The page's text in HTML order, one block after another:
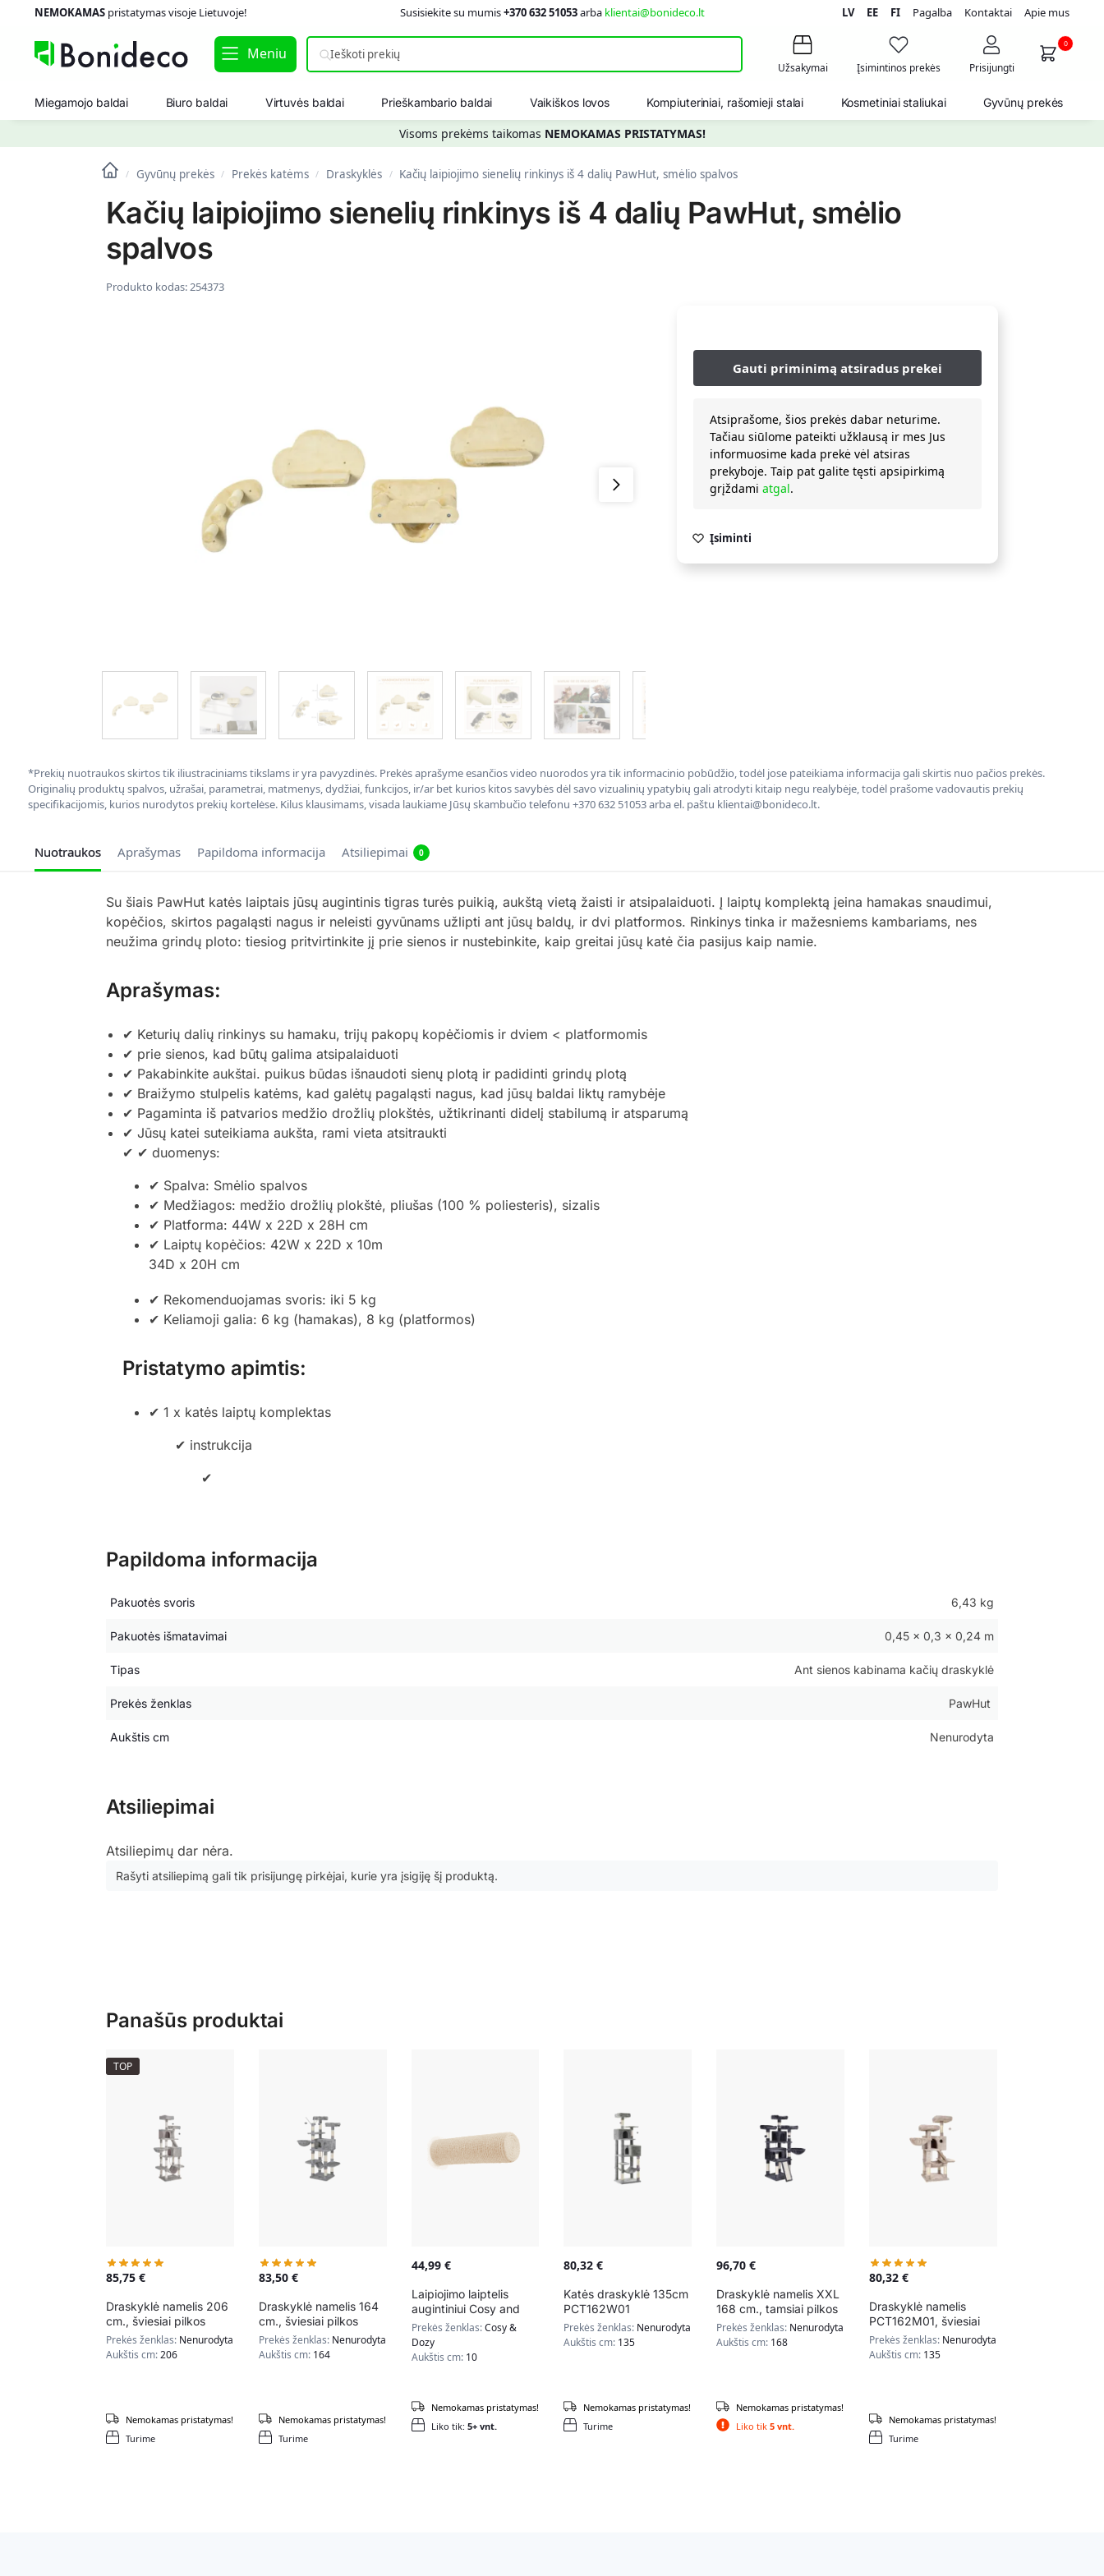
NEMOKAMASpristatymas visoje Lietuvoje! Susisiekite su mumis+370 632 51053arba klientai@bonideco.lt LV EE FI Pagalba Kontaktai Apie mus
Meniu
Užsakymai Įsimintinos prekės Prisijungti
0
Miegamojo baldai Biuro baldai Virtuvės baldai Prieškambario baldai Vaikiškos lovos Kompiuteriniai, rašomieji stalai Kosmetiniai staliukai Gyvūnų prekės
Visoms prekėms taikomas NEMOKAMAS PRISTATYMAS!
/ Gyvūnų prekės / Prekės katėms / Draskyklės / Kačių laipiojimo sienelių rinkinys iš 4 dalių PawHut, smėlio spalvos
Kačių laipiojimo sienelių rinkinys iš 4 dalių PawHut, smėlio
spalvos
Produkto kodas:254373
Atsiprašome, šios prekės dabar neturime.
Tačiau siūlome pateikti užklausą ir mes Jus
informuosime kada prekė vėl atsiras
prekyboje. Taip pat galite tęsti apsipirkimą
grįždamiatgal.
Įsiminti
*Prekių nuotraukos skirtos tik iliustraciniams tikslams ir yra pavyzdinės. Prekės aprašyme esančios video nuorodos yra tik informacinio pobūdžio, todėl jose pateikiama informacija gali skirtis nuo pačios prekės.
Originalių produktų spalvos, užrašai, parametrai, matmenys, dydžiai, funkcijos, ir/ar bet kurios kitos savybės dėl savo vizualinių ypatybių gali atrodyti kitaip negu realybėje, todėl prašome vadovautis prekių
specifikacijomis, kurios nurodytos prekių kortelėse. Kilus klausimams, visada laukiame Jūsų skambučio telefonu +370 632 51053 arba el. paštu klientai@bonideco.lt.
Nuotraukos Aprašymas Papildoma informacija Atsiliepimai 0
Su šiais PawHut katės laiptais jūsų augintinis tigras turės puikią, aukštą vietą žaisti ir atsipalaiduoti. Į laiptų komplektą įeina hamakas snaudimui,
kopėčios, skirtos pagaląsti nagus ir neleisti gyvūnams užlipti ant jūsų baldų, ir dvi platformos. Rinkinys tinka ir mažesniems kambariams, nes
neužima grindų ploto: tiesiog pritvirtinkite jį prie sienos ir nustebinkite, kaip greitai jūsų katė čia pasijus kaip namie.
Aprašymas:
✔ Keturių dalių rinkinys su hamaku, trijų pakopų kopėčiomis ir dviem < platformomis
✔ prie sienos, kad būtų galima atsipalaiduoti
✔ Pakabinkite aukštai. puikus būdas išnaudoti sienų plotą ir padidinti grindų plotą
✔ Braižymo stulpelis katėms, kad galėtų pagaląsti nagus, kad jūsų baldai liktų ramybėje
✔ Pagaminta iš patvarios medžio drožlių plokštės, užtikrinanti didelį stabilumą ir atsparumą
✔ Jūsų katei suteikiama aukšta, rami vieta atsitraukti
✔ ✔ duomenys:
✔ Spalva: Smėlio spalvos
✔ Medžiagos: medžio drožlių plokštė, pliušas (100 % poliesteris), sizalis
✔ Platforma: 44W x 22D x 28H cm
✔ Laiptų kopėčios: 42W x 22D x 10m
34D x 20H cm
✔ Rekomenduojamas svoris: iki 5 kg
✔ Keliamoji galia: 6 kg (hamakas), 8 kg (platformos)
Pristatymo apimtis:
✔ 1 x katės laiptų komplektas
✔ instrukcija
✔
Papildoma informacija
Pakuotės svoris 6,43 kg
Pakuotės išmatavimai 0,45 × 0,3 × 0,24 m
Tipas Ant sienos kabinama kačių draskyklė
Prekės ženklas PawHut
Aukštis cm Nenurodyta
Atsiliepimai
Atsiliepimų dar nėra.
Rašyti atsiliepimą gali tik prisijungę pirkėjai, kurie yra įsigiję šį produktą.
Panašūs produktai
TOP
85,75 €
Draskyklė namelis 206
cm., šviesiai pilkos
spalvos
Prekės ženklas: Nenurodyta
Aukštis cm:206
Turime
Nemokamas pristatymas!
83,50 €
Draskyklė namelis 164
cm., šviesiai pilkos
spalvos
Prekės ženklas: Nenurodyta
Aukštis cm: 164
Turime
Nemokamas pristatymas!
44,99 €
Laipiojimo laiptelis
augintiniui Cosy and
Dozy
Prekės ženklas:Cosy &
Dozy
Aukštis cm: 10
Liko tik: 5+ vnt.
Nemokamas pristatymas!
80,32€
Katės draskyklė 135cm
PCT162W01
Prekės ženklas: Nenurodyta
Aukštis cm: 135
Turime
Nemokamas pristatymas!
96,70€
Draskyklė namelis XXL
168 cm., tamsiai pilkos
spalvos
Prekės ženklas: Nenurodyta
Aukštis cm: 168
Liko tik5 vnt.
Nemokamas pristatymas!
80,32 €
Draskyklė namelis
PCT162M01, šviesiai
rudos spalvos
Prekės ženklas: Nenurodyta
Aukštis cm: 135
Turime
Nemokamas pristatymas!